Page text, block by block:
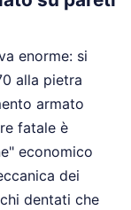
enorme: si
alla pietra
armato
fatale è
economico
dei
dentati che